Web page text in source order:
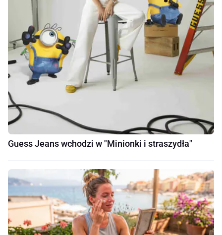
Guess Jeans wchodzi w "Minionki i straszydła"